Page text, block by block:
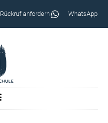
Rückruf anfordern WhatsApp